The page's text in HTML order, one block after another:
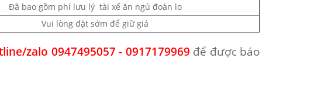
Đã bao gồm phí lưu lý tài xế ăn ngủ đoàn lo
Vui lòng đặt sớm để giữ giá
zalo 0947495057 - 0917179969 để được báo